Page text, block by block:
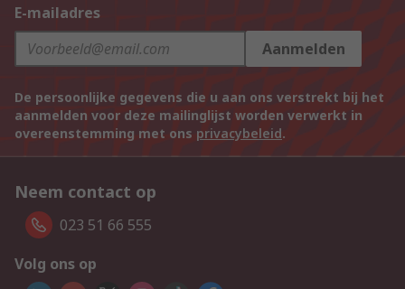
E-mailadres
Aanmelden
De persoonlijke gegevens die u aan ons verstrekt bij het
aanmelden voor deze mailinglijst worden verwerkt in
overeenstemming met ons privacybeleid.
Neem contact op
023 51 66 555
Volg ons op